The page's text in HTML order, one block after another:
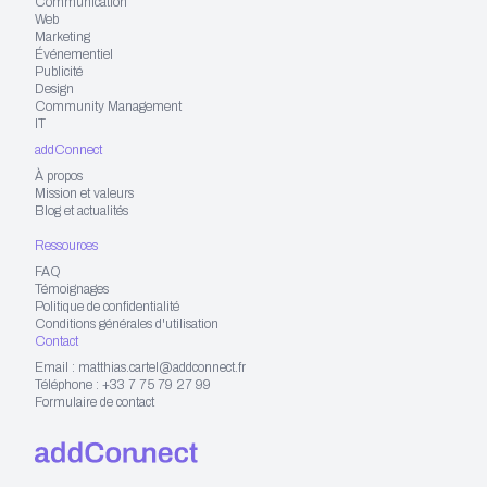
interface simple et intuitive, pensée pour
gagner du temps • Un suivi des
performances pour voir les résultats de vos
actions 📢 La bêta arrive bientôt ! On
peaufine encore les derniers détails, mais si
vous voulez être parmi les premiers à tester
InkySEO restez connectés !
Web
Marketing
Événementiel
Publicité
Design
Community Management
IT
addConnect
À propos
Mission et valeurs
Blog et actualités
Ressources
FAQ
Témoignages
Politique de confidentialité
Conditions générales d'utilisation
Contact
Email : matthias.cartel@addconnect.fr
Téléphone : +33 7 75 79 27 99
Formulaire de contact